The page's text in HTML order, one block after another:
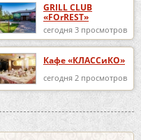
GRILL CLUB
«FOrREST»
сегодня 3 просмотров
Кафе «КЛАССиКО»
сегодня 2 просмотров